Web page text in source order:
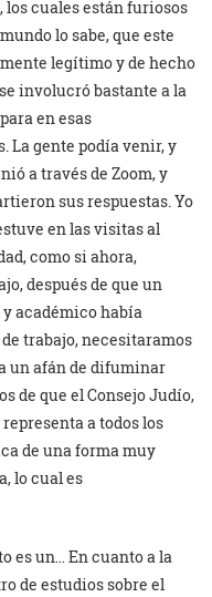
los cuales están furiosos
lo sabe, que este
legítimo y de hecho
involucró bastante a la
en esas
La gente podía venir, y
a través de Zoom, y
sus respuestas. Yo
en las visitas al
como si ahora,
después de que un
académico había
trabajo, necesitaramos
un afán de difuminar
de que el Consejo Judío,
a todos los
de una forma muy
lo cual es
es un… En cuanto a la
de estudios sobre el